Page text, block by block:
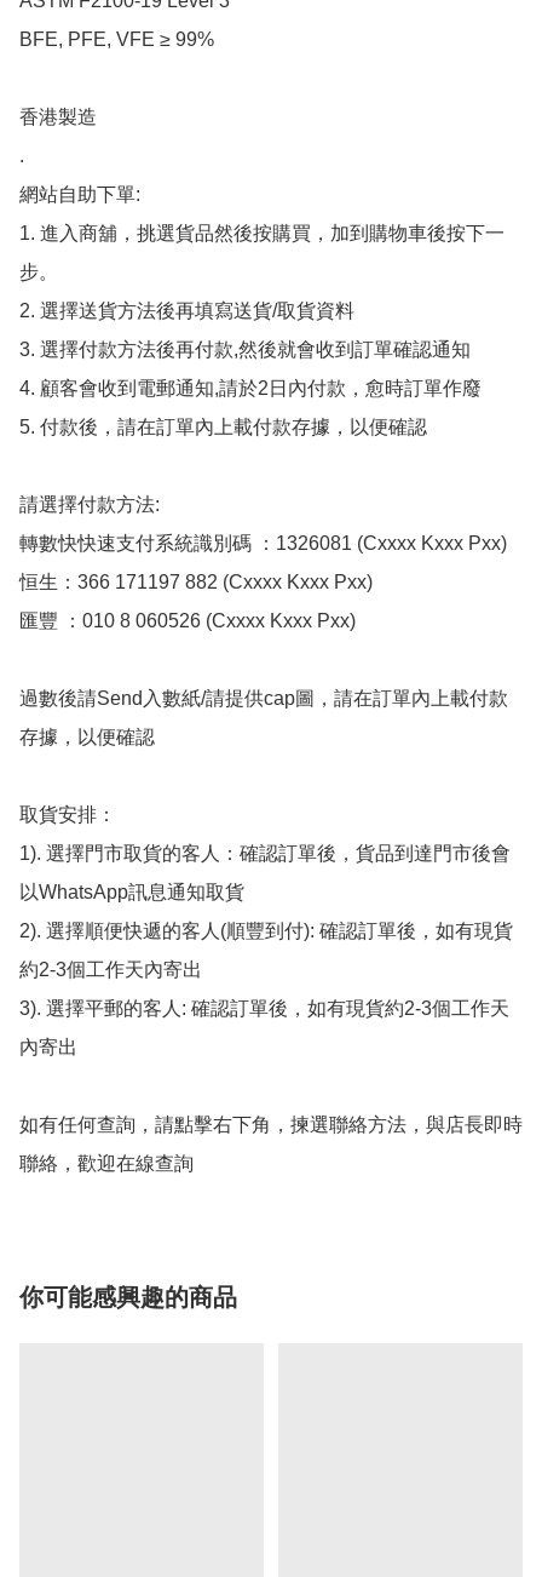
BFE, PFE, VFE ≥ 99%
香港製造
.
網站自助下單:
1. 進入商舖，挑選貨品然後按購買，加到購物車後按下一
步。
2. 選擇送貨方法後再填寫送貨/取貨資料
3. 選擇付款方法後再付款,然後就會收到訂單確認通知
4. 顧客會收到電郵通知,請於2日內付款，愈時訂單作廢
5. 付款後，請在訂單內上載付款存據，以便確認
請選擇付款方法:
轉數快快速支付系統識別碼 ：1326081 (Cxxxx Kxxx Pxx)
恒生：366 171197 882 (Cxxxx Kxxx Pxx)
匯豐 ：010 8 060526 (Cxxxx Kxxx Pxx)
過數後請Send入數紙/請提供cap圖，請在訂單內上載付款
存據，以便確認
取貨安排：
1). 選擇門市取貨的客人：確認訂單後，貨品到達門市後會
以WhatsApp訊息通知取貨
2). 選擇順便快遞的客人(順豐到付): 確認訂單後，如有現貨
約2-3個工作天內寄出
3). 選擇平郵的客人: 確認訂單後，如有現貨約2-3個工作天
內寄出
如有任何查詢，請點擊右下角，揀選聯絡方法，與店長即時
聯絡，歡迎在線查詢
你可能感興趣的商品